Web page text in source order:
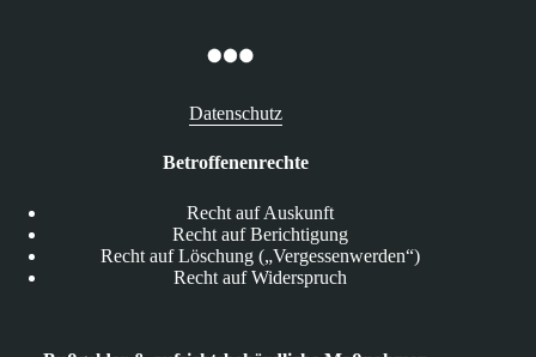
Datenschutz
Betroffenenrechte
Recht auf Auskunft
Recht auf Berichtigung
Recht auf Löschung („Vergessenwerden“)
Recht auf Widerspruch